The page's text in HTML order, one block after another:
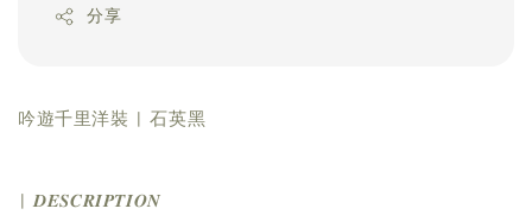
分享
吟遊千里洋裝 | 石英黑
| 𝑫𝑬𝑺𝑪𝑹𝑰𝑷𝑻𝑰𝑶𝑵